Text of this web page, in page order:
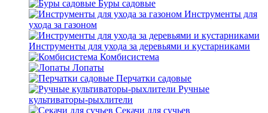
Буры садовые
Инструменты для
ухода за газоном
Инструменты для ухода за деревьями и кустарниками
Комбисистема
Лопаты
Перчатки садовые
Ручные
культиваторы-рыхлители
Секачи для сучьев